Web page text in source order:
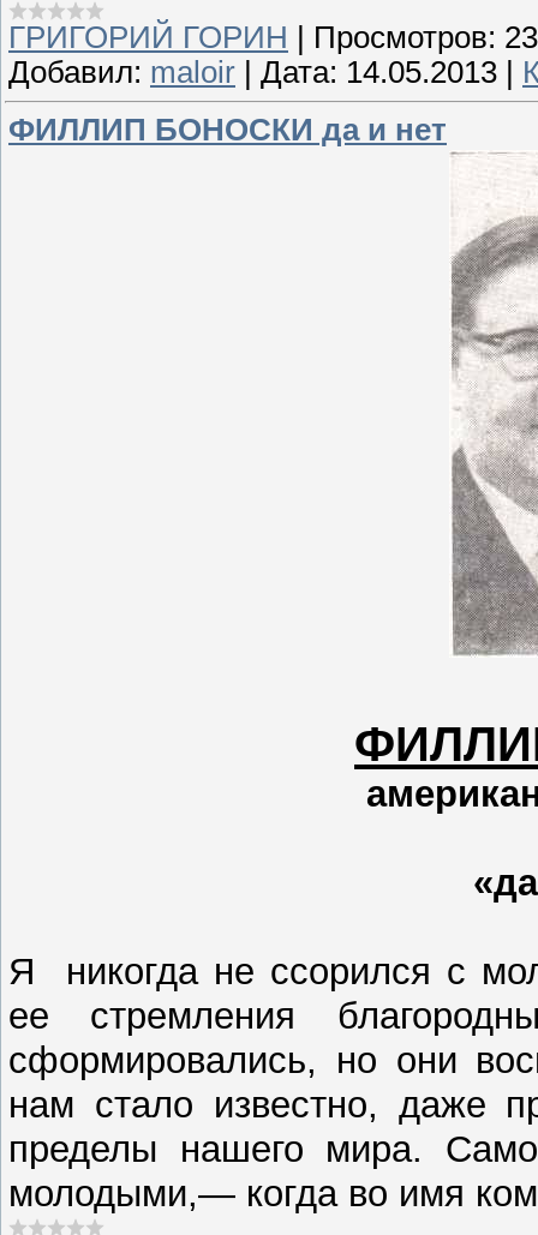
ГРИГОРИЙ ГОРИН Просмотров:
Добавил: maloir Дата: 14.05.2013
ФИЛЛИП БОНОСКИ да и нет
Я никогда не ссорился с
ее стремления
сформировались, но они
нам стало известно, даже
пределы нашего мира.
молодыми,— когда во имя